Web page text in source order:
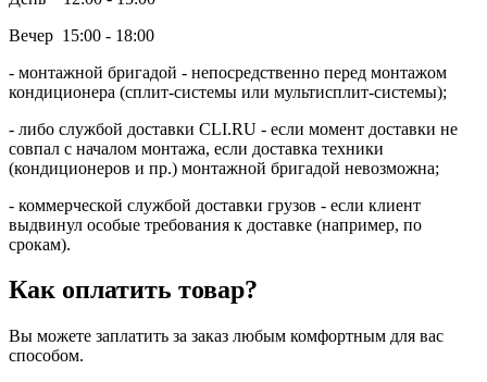
Вечер 15:00 - 18:00
- монтажной бригадой - непосредственно перед монтажом
кондиционера (сплит-системы или мультисплит-системы);
- либо службой доставки CLI.RU - если момент доставки не
совпал с началом монтажа, если доставка техники
(кондиционеров и пр.) монтажной бригадой невозможна;
- коммерческой службой доставки грузов - если клиент
выдвинул особые требования к доставке (например, по
срокам).
Как оплатить товар?
Вы можете заплатить за заказ любым комфортным для вас
способом.